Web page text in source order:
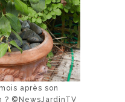
après son
? ©NewsJardinTV